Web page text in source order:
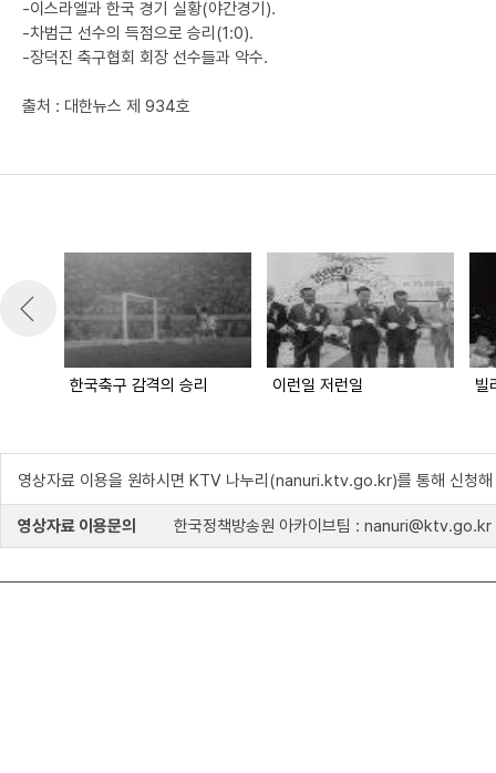
-이스라엘과 한국 경기 실황(야간경기).
-차범근 선수의 득점으로 승리(1:0).
-장덕진 축구협회 회장 선수들과 악수.
출처 : 대한뉴스 제 934호
한국축구 감격의 승리 이런일 저런일 빌
영상자료 이용을 원하시면 KTV 나누리(nanuri.ktv.go.kr)를 통해 신청해
영상자료 이용문의 한국정책방송원 아카이브팀 : nanuri@ktv.go.kr